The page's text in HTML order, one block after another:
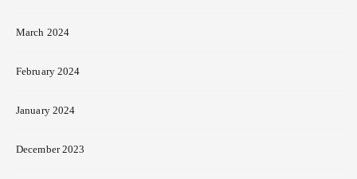
March 2024
February 2024
January 2024
December 2023